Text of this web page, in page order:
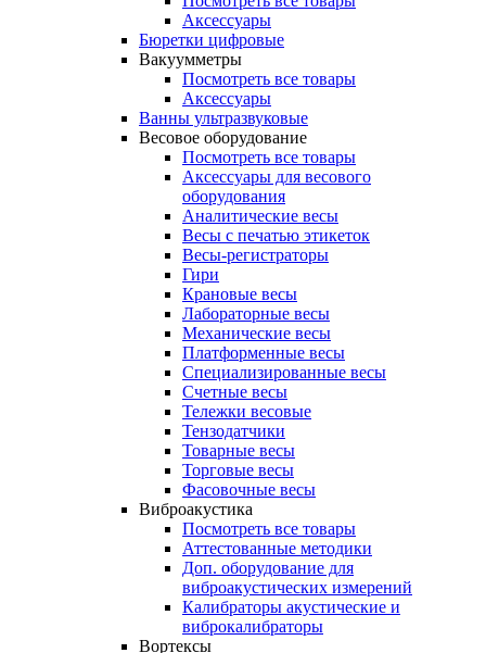
Аксессуары
Бюретки цифровые
Вакуумметры
Посмотреть все товары
Аксессуары
Ванны ультразвуковые
Весовое оборудование
Посмотреть все товары
Аксессуары для весового
оборудования
Аналитические весы
Весы с печатью этикеток
Весы-регистраторы
Гири
Крановые весы
Лабораторные весы
Механические весы
Платформенные весы
Специализированные весы
Счетные весы
Тележки весовые
Тензодатчики
Товарные весы
Торговые весы
Фасовочные весы
Виброакустика
Посмотреть все товары
Аттестованные методики
Доп. оборудование для
виброакустических измерений
Калибраторы акустические и
виброкалибраторы
Вортексы